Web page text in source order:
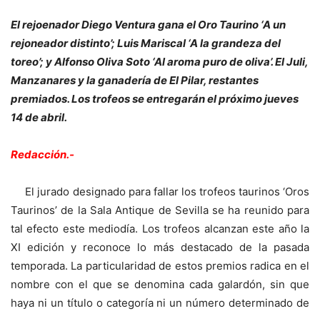
El rejoenador Diego Ventura gana el Oro Taurino ‘A un
rejoneador distinto’; Luis Mariscal ‘A la grandeza del
toreo’; y Alfonso Oliva Soto ‘Al aroma puro de oliva’. El Juli,
Manzanares y la ganadería de El Pilar, restantes
premiados. Los trofeos se entregarán el próximo jueves
14 de abril.
Redacción.-
El jurado designado para fallar los trofeos taurinos ‘Oros
Taurinos’ de la Sala Antique de Sevilla se ha reunido para
tal efecto este mediodía. Los trofeos alcanzan este año la
XI edición y reconoce lo más destacado de la pasada
temporada. La particularidad de estos premios radica en el
nombre con el que se denomina cada galardón, sin que
haya ni un título o categoría ni un número determinado de